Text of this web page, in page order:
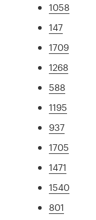
1058
147
1709
1268
588
1195
937
1705
1471
1540
801